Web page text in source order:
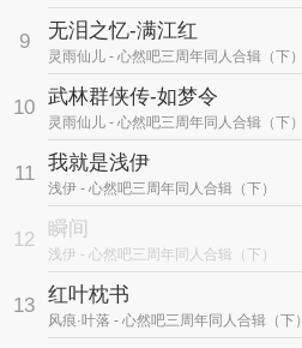
9 无泪之忆-满江红
灵雨仙儿 - 心然吧三周年同人合辑（下）
10 武林群侠传-如梦令
灵雨仙儿 - 心然吧三周年同人合辑（下）
11 我就是浅伊
浅伊 - 心然吧三周年同人合辑（下）
12 瞬间
浅伊 - 心然吧三周年同人合辑（下）
13 红叶枕书
风痕·叶落 - 心然吧三周年同人合辑（下）